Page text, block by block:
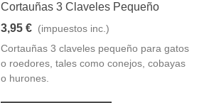
Cortauñas 3 Claveles Pequeño
3,95 € (impuestos inc.)
Cortauñas 3 claveles pequeño para gatos
o roedores, tales como conejos, cobayas
o hurones.